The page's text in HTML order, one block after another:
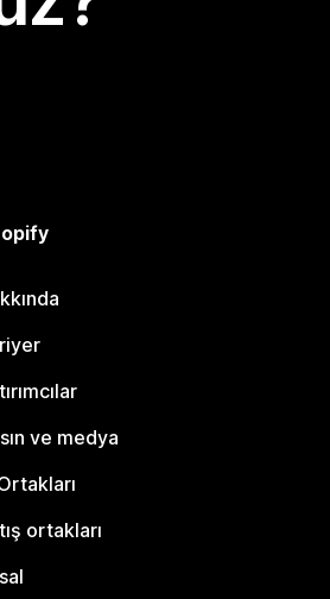
ve medya
ortakları